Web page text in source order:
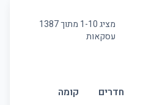
מציג 1-10 מתוך1387
עסקאות
חדרים קומה